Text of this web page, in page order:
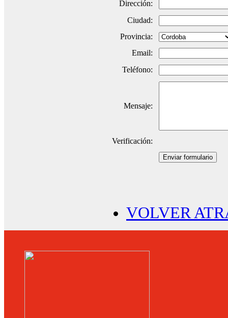
Dirección:
Ciudad:
Provincia:
Email:
Teléfono:
Mensaje:
Verificación:
Enviar formulario
VOLVER